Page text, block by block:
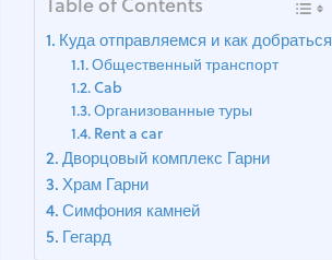
Куда отправляемся и как добраться
Общественный транспорт
Cab
Организованные туры
Rent a car
Дворцовый комплекс Гарни
Храм Гарни
Симфония камней
Гегард